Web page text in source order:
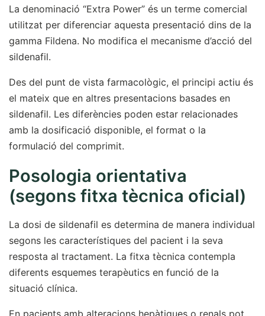
La denominació “Extra Power” és un terme comercial
utilitzat per diferenciar aquesta presentació dins de la
gamma Fildena. No modifica el mecanisme d’acció del
sildenafil.
Des del punt de vista farmacològic, el principi actiu és
el mateix que en altres presentacions basades en
sildenafil. Les diferències poden estar relacionades
amb la dosificació disponible, el format o la
formulació del comprimit.
Posologia orientativa
(segons fitxa tècnica oficial)
La dosi de sildenafil es determina de manera individual
segons les característiques del pacient i la seva
resposta al tractament. La fitxa tècnica contempla
diferents esquemes terapèutics en funció de la
situació clínica.
En pacients amb alteracions hepàtiques o renals pot